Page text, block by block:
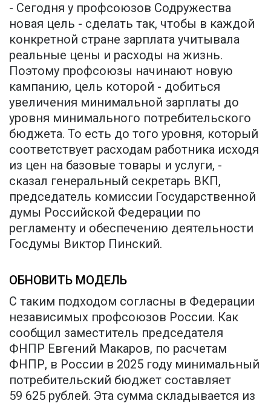
- Сегодня у профсоюзов Содружества
новая цель - сделать так, чтобы в каждой
конкретной стране зарплата учитывала
реальные цены и расходы на жизнь.
Поэтому профсоюзы начинают новую
кампанию, цель которой - добиться
увеличения минимальной зарплаты до
уровня минимального потребительского
бюджета. То есть до того уровня, который
соответствует расходам работника исходя
из цен на базовые товары и услуги, -
сказал генеральный секретарь ВКП,
председатель комиссии Государственной
думы Российской Федерации по
регламенту и обеспечению деятельности
Госдумы Виктор Пинский.
ОБНОВИТЬ МОДЕЛЬ
С таким подходом согласны в Федерации
независимых профсоюзов России. Как
сообщил заместитель председателя
ФНПР Евгений Макаров, по расчетам
ФНПР, в России в 2025 году минимальный
потребительский бюджет составляет
59 625 рублей. Эта сумма складывается из